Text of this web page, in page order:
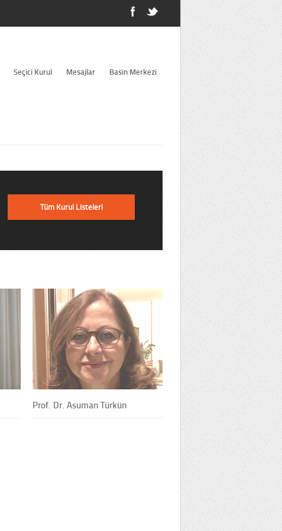
Seçici Kurul Mesajlar Basin Merkezi
Tüm Kurul Listeleri
Prof. Dr. Asuman Türkün